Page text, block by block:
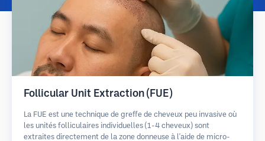
Follicular Unit Extraction (FUE)
La FUE est une technique de greffe de cheveux peu invasive où
les unités folliculaires individuelles (1-4 cheveux) sont
extraites directement de la zone donneuse à l'aide de micro-